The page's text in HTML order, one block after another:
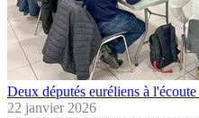
Deux députés euréliens à
22 janvier 2026